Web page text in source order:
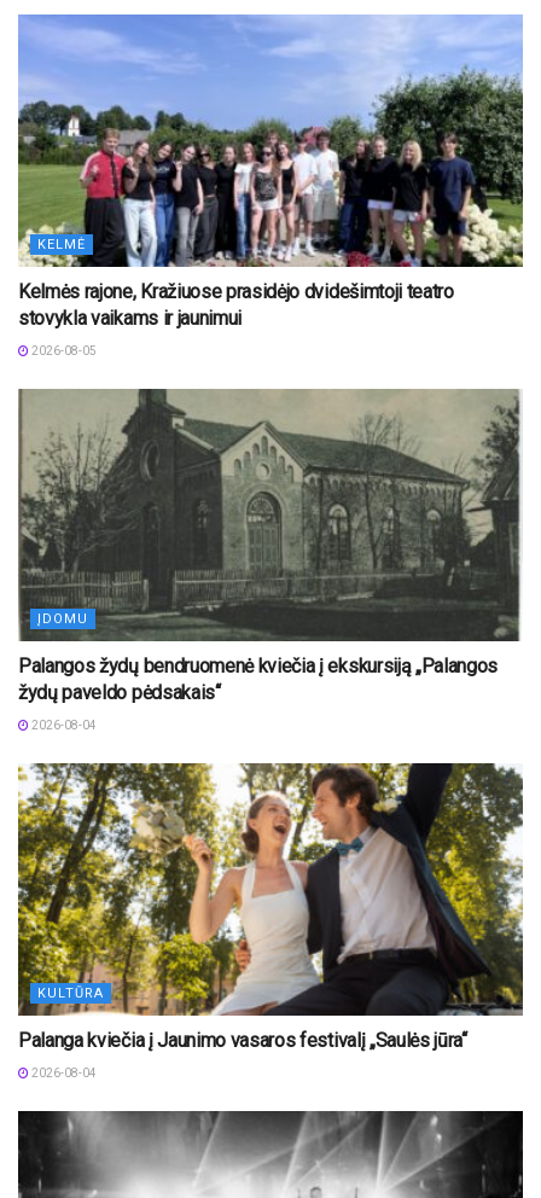
KELMĖ
Kelmės rajone, Kražiuose prasidėjo dvidešimtoji teatro
stovykla vaikams ir jaunimui
2026-08-05
ĮDOMU
Palangos žydų bendruomenė kviečia į ekskursiją „Palangos
žydų paveldo pėdsakais“
2026-08-04
KULTŪRA
Palanga kviečia į Jaunimo vasaros festivalį „Saulės jūra“
2026-08-04